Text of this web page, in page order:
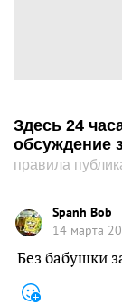
Здесь 24
обсуждение
правила
Spanh Bob
14 марта
Без бабушки